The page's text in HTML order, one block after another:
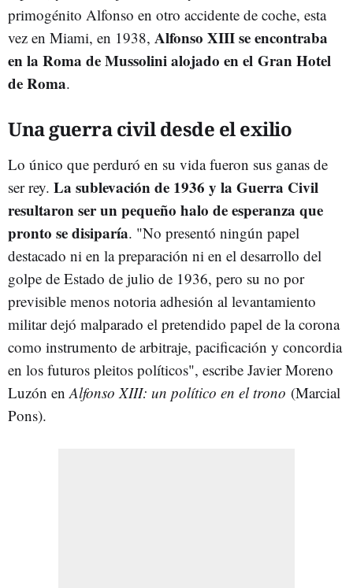
primogénito Alfonso en otro accidente de coche, esta
vez en Miami, en 1938, Alfonso XIII se encontraba
en la Roma de Mussolini alojado en el Gran Hotel
de Roma.
Una guerra civil desde el exilio
Lo único que perduró en su vida fueron sus ganas de
ser rey. La sublevación de 1936 y la Guerra Civil
resultaron ser un pequeño halo de esperanza que
pronto se disiparía. "No presentó ningún papel
destacado ni en la preparación ni en el desarrollo del
golpe de Estado de julio de 1936, pero su no por
previsible menos notoria adhesión al levantamiento
militar dejó malparado el pretendido papel de la corona
como instrumento de arbitraje, pacificación y concordia
en los futuros pleitos políticos", escribe Javier Moreno
Luzón enAlfonso XIII: un político en el trono (Marcial
Pons).